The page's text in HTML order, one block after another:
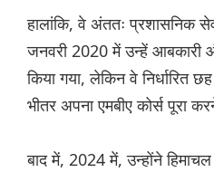
हालांकि, वे अंततः प्रशासनिक
जनवरी 2020 में उन्हें आबकारी
किया गया, लेकिन वे निर्धारित
भीतर अपना एमबीए कोर्स पूरा
बाद में, 2024 में, उन्होंने